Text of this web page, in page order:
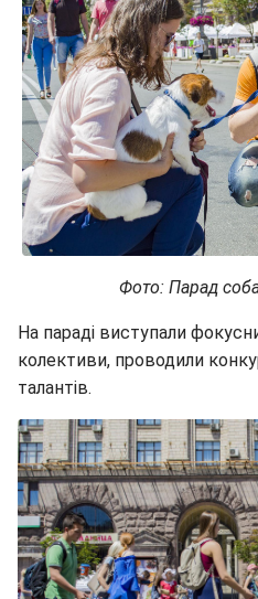
Фото: Парад
На параді виступали
колективи, проводили
талантів.